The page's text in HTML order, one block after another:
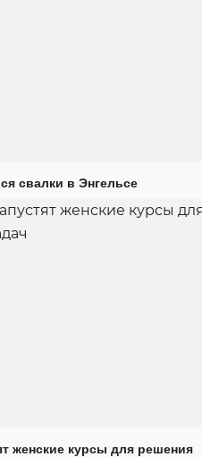
свалки в Энгельсе
женские курсы для решения